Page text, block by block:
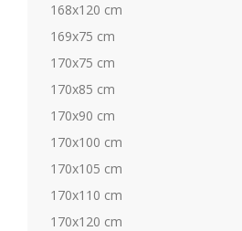
168x120 cm
169x75 cm
170x75 cm
170x85 cm
170x90 cm
170x100 cm
170x105 cm
170x110 cm
170x120 cm